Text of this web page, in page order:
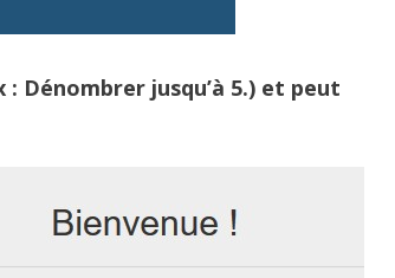
Dénombrer jusqu’à 5.) et peut